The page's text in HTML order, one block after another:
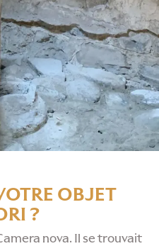
OBJET
?
nova. Il se trouvait